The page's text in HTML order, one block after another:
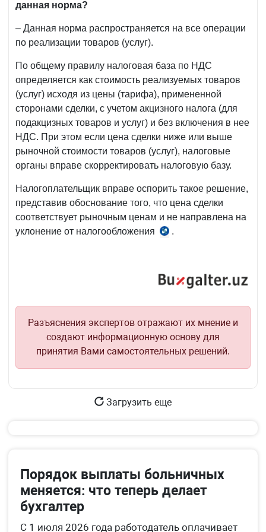
данная норма?
– Данная норма распространяется на все операции
по реализации товаров (услуг).
По общему правилу налоговая база по НДС
определяется как стоимость реализуемых товаров
(услуг) исходя из цены (тарифа), примененной
сторонами сделки, с учетом акцизного налога (для
подакцизных товаров и услуг) и без включения в нее
НДС. При этом если цена сделки ниже или выше
рыночной стоимости товаров (услуг), налоговые
органы вправе скорректировать налоговую базу.
Налогоплательщик вправе оспорить такое решение,
представив обоснование того, что цена сделки
соответствует рыночным ценам и не направлена на
уклонение от налогообложения
ст.
.
Разъяснения экспертов отражают их мнение и
создают информационную основу для
принятия Вами самостоятельных решений.
Загрузить еще
Порядок выплаты больничных
меняется: что теперь делает
бухгалтер
С 1 июля 2026 года работодатель оплачивает